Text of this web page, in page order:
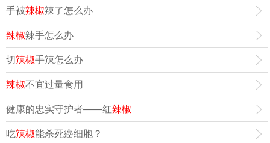
手被辣椒辣了怎么办
辣椒辣手怎么办
切辣椒手辣怎么办
辣椒不宜过量食用
健康的忠实守护者——红辣椒
吃辣椒能杀死癌细胞？